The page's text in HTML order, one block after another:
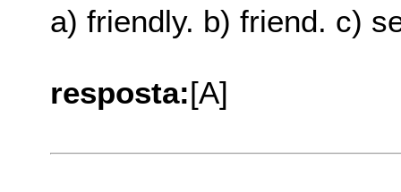
a) friendly. b) friend. c)
resposta:[A]